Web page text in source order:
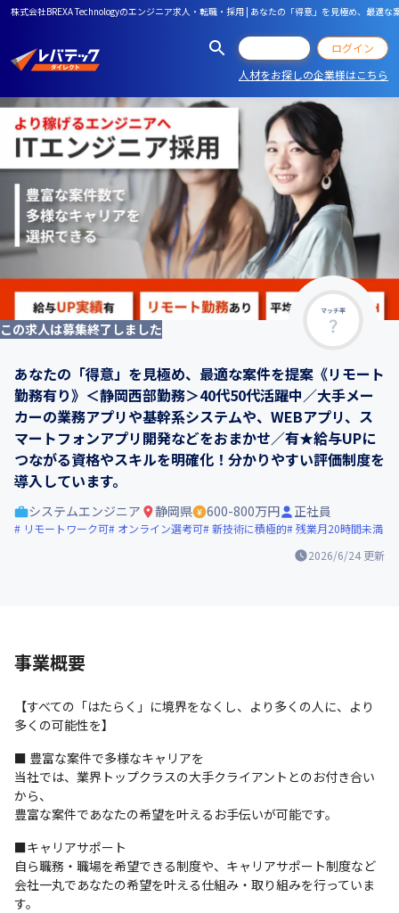
株式会社BREXA Technologyのエンジニア求人・転職・採用 | あなたの「得意」を見極め、最
ログイン
人材をお探しの企業様はこちら
マッチ率
この求人は募集終了しました
あなたの「得意」を見極め、最適な案件を提案《リモート
勤務有り》＜静岡西部勤務＞40代50代活躍中／⼤⼿メー
カーの業務アプリや基幹系システムや、WEBアプリ、ス
マートフォンアプリ開発などをおまかせ／有★給与UPに
つながる資格やスキルを明確化！分かりやすい評価制度を
導入しています。
2026/6/24 更新
システムエンジニア 静岡県 600-800万円 正社員
リモートワーク可 オンライン選考可 新技術に積極的 残業月20時間未満
事業概要
【すべての「はたらく」に境界をなくし、より多くの人に、より
多くの可能性を】
■ 豊富な案件で多様なキャリアを
当社では、業界トップクラスの大手クライアントとのお付き合い
から、
豊富な案件であなたの希望を叶えるお手伝いが可能です。
■キャリアサポート
自ら職務・職場を希望できる制度や、キャリアサポート制度など
会社一丸であなたの希望を叶える仕組み・取り組みを行っていま
す。